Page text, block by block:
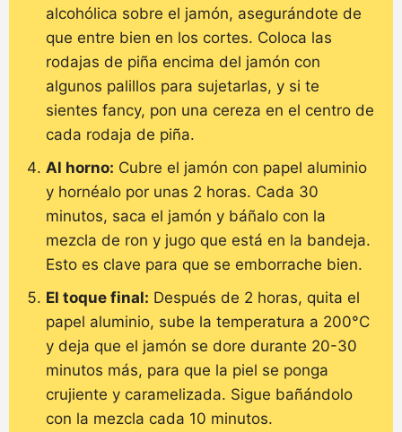
alcohólica sobre el jamón, asegurándote de
que entre bien en los cortes. Coloca las
rodajas de piña encima del jamón con
algunos palillos para sujetarlas, y si te
sientes fancy, pon una cereza en el centro de
cada rodaja de piña.
Al horno: Cubre el jamón con papel aluminio
y hornéalo por unas 2 horas. Cada 30
minutos, saca el jamón y báñalo con la
mezcla de ron y jugo que está en la bandeja.
Esto es clave para que se emborrache bien.
El toque final: Después de 2 horas, quita el
papel aluminio, sube la temperatura a 200°C
y deja que el jamón se dore durante 20-30
minutos más, para que la piel se ponga
crujiente y caramelizada. Sigue bañándolo
con la mezcla cada 10 minutos.